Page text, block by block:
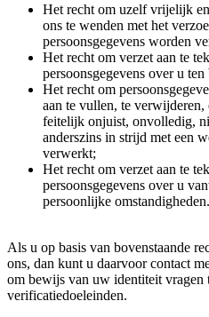
Het recht om uzelf vrijelijk
ons te wenden met het
persoonsgegevens worden
Het recht om verzet aan te
persoonsgegevens over u
Het recht om
aan te vullen, te verwijderen,
feitelijk onjuist, onvolledig,
anderszins in strijd met een
verwerkt;
Het recht om verzet aan te
persoonsgegevens over u
persoonlijke omstandigheden.
Als u op basis van bovenstaande
ons, dan kunt u daarvoor contact
om bewijs van uw identiteit vragen
verificatiedoeleinden.